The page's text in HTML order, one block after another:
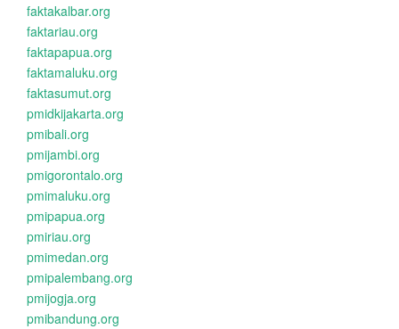
faktakalbar.org
faktariau.org
faktapapua.org
faktamaluku.org
faktasumut.org
pmidkijakarta.org
pmibali.org
pmijambi.org
pmigorontalo.org
pmimaluku.org
pmipapua.org
pmiriau.org
pmimedan.org
pmipalembang.org
pmijogja.org
pmibandung.org